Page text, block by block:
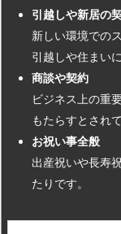
引越しや新居の
新しい環境での
引越しや住まい
商談や契約
ビジネス上の重
もたらすとされ
お祝い事全般
出産祝いや長寿
たりです。